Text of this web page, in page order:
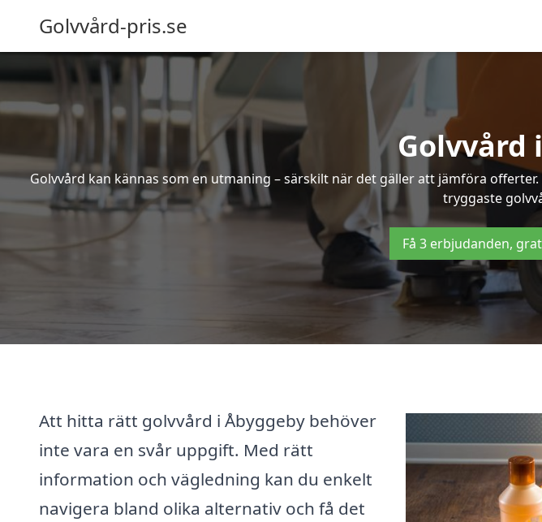
Golvvård-pris.se
Golvvård
Golvvård kan kännas som en utmaning – särskilt när det gäller att jämföra
tryggaste
Få 3 erbjudanden,
Att hitta rätt golvvård i Åbyggeby behöver
inte vara en svår uppgift. Med rätt
information och vägledning kan du enkelt
navigera bland olika alternativ och få det